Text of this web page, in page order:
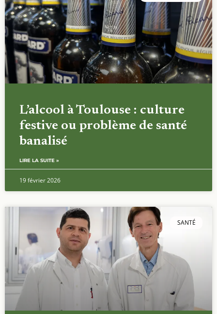
L’alcool à Toulouse : culture
festive ou problème de santé
banalisé
LIRE LA SUITE »
19 février 2026
SANTÉ